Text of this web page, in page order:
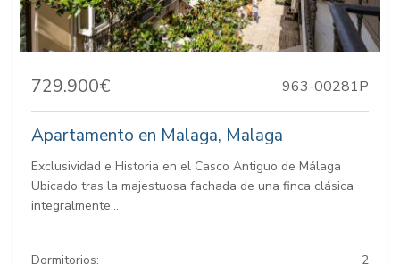
729.900€ 963-00281P
Apartamento en Malaga, Malaga
Exclusividad e Historia en el Casco Antiguo de Málaga
Ubicado tras la majestuosa fachada de una finca clásica
integralmente...
Dormitorios:
2